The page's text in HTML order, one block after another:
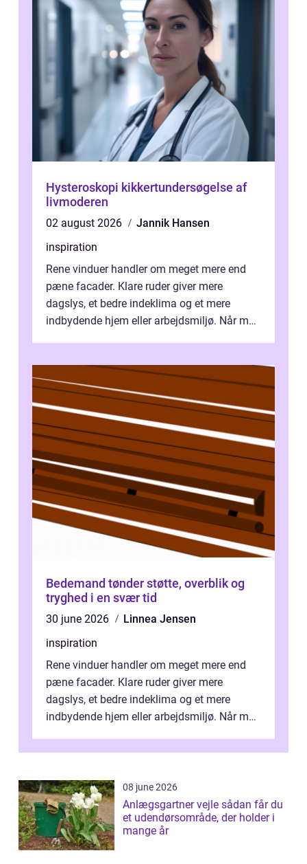
Hysteroskopi kikkertundersøgelse af
livmoderen
02 august 2026
Jannik Hansen
inspiration
Rene vinduer handler om meget mere end
pæne facader. Klare ruder giver mere
dagslys, et bedre indeklima og et mere
indbydende hjem eller arbejdsmiljø. Når man
Bedemand tønder støtte, overblik og
tryghed i en svær tid
30 june 2026
Linnea Jensen
inspiration
Rene vinduer handler om meget mere end
pæne facader. Klare ruder giver mere
dagslys, et bedre indeklima og et mere
indbydende hjem eller arbejdsmiljø. Når man
08 june 2026
Anlægsgartner vejle sådan får du
et udendørsområde, der holder i
mange år